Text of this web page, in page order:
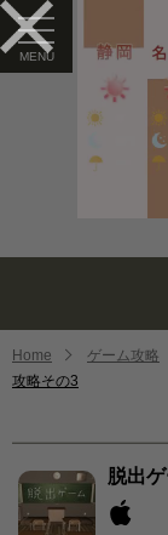
Home ゲーム攻略
攻略その3
脱出